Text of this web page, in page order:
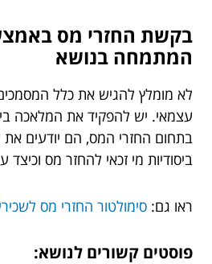
בקשת החזרי מס
המתמחה בנושא
לא מומלץ להגיש את כלל
עצמאי. יש להפקיד את המלאכה
בתחום החזרי המס, הם יודעים את
ביסודיות מי זכאי להחזר מס וכיצד
ראו גם: סימולטור החזרי מס
פוסטים קשורים לנושא: